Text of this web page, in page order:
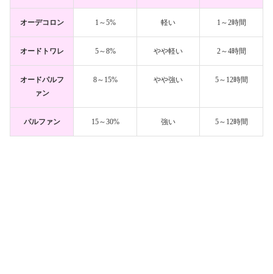
オーデコロン 1～5% 軽い 1～2時間
オードトワレ 5～8% やや軽い 2～4時間
オードパルフ
ァン
8～15% やや強い 5～12時間
パルファン 15～30% 強い 5～12時間